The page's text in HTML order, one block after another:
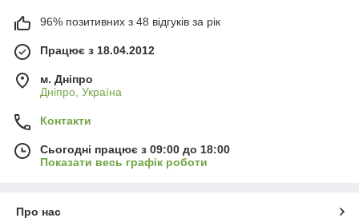
96% позитивних з 48 відгуків за рік
Працює з 18.04.2012
м. Дніпро
Дніпро, Україна
Контакти
Сьогодні працює з 09:00 до 18:00
Показати весь графік роботи
Про нас